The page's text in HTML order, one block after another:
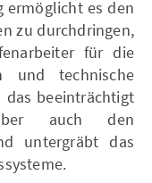
ermöglicht es den
zu durchdringen,
für die
und technische
das beeinträchtigt
auch den
untergräbt das